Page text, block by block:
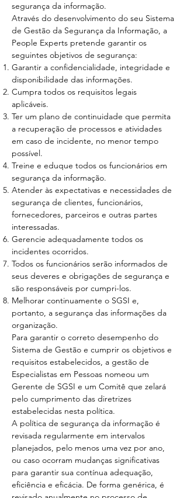
segurança da informação.
Através do desenvolvimento do seu Sistema
de Gestão da Segurança da Informação, a
People Experts pretende garantir os
seguintes objetivos de segurança:
Garantir a confidencialidade, integridade e
disponibilidade das informações.
Cumpra todos os requisitos legais
aplicáveis.
Ter um plano de continuidade que permita
a recuperação de processos e atividades
em caso de incidente, no menor tempo
possível.
Treine e eduque todos os funcionários em
segurança da informação.
Atender às expectativas e necessidades de
segurança de clientes, funcionários,
fornecedores, parceiros e outras partes
interessadas.
Gerencie adequadamente todos os
incidentes ocorridos.
Todos os funcionários serão informados de
seus deveres e obrigações de segurança e
são responsáveis ​​por cumpri-los.
Melhorar continuamente o SGSI e,
portanto, a segurança das informações da
organização.
Para garantir o correto desempenho do
Sistema de Gestão e cumprir os objetivos e
requisitos estabelecidos, a gestão de
Especialistas em Pessoas nomeou um
Gerente de SGSI e um Comitê que zelará
pelo cumprimento das diretrizes
estabelecidas nesta política.
A política de segurança da informação é
revisada regularmente em intervalos
planejados, pelo menos uma vez por ano,
ou caso ocorram mudanças significativas
para garantir sua contínua adequação,
eficiência e eficácia. De forma genérica, é